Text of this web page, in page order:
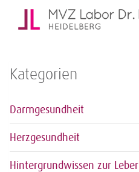
Kategorien
Darmgesundheit
Herzgesundheit
Hintergrundwissen zur Leber